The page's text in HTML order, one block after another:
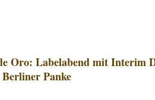
Oro: Labelabend mit Interim
Panke